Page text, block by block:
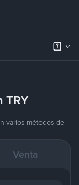
TRY
varios métodos de
Venta